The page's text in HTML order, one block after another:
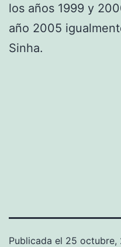
los años 1999 y
año 2005
Sinha.
Publicada el 25 octubre,